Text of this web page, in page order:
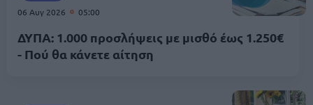
06 Αυγ 2026 05:00
ΔΥΠΑ: 1.000 προσλήψεις με μισθό έως 1.250€
- Πού θα κάνετε αίτηση